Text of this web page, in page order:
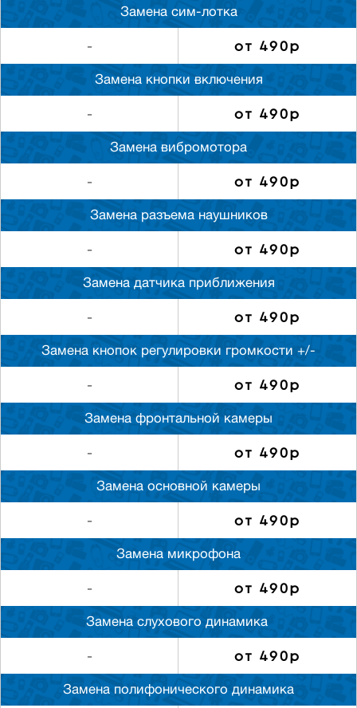
Замена сим-лотка
- от 490р
Замена кнопки включения
- от 490р
Замена вибромотора
- от 490р
Замена разъема наушников
- от 490р
Замена датчика приближения
- от 490р
Замена кнопок регулировки громкости +/-
- от 490р
Замена фронтальной камеры
- от 490р
Замена основной камеры
- от 490р
Замена микрофона
- от 490р
Замена слуxового динамика
- от 490р
Замена полифонического динамика